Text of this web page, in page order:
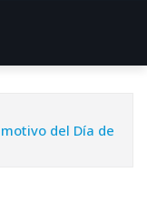
del Día de